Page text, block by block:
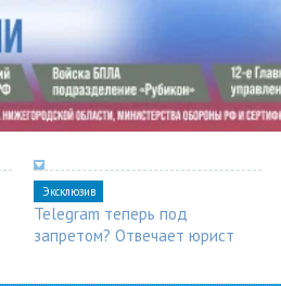
Эксклюзив
Telegram теперь под
запретом? Отвечает юрист